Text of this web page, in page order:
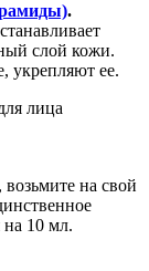
.
слой кожи.
укрепляют ее.
на свой
на 10 мл.